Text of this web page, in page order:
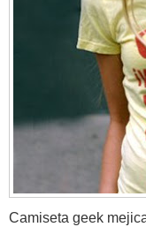
Camiseta geek